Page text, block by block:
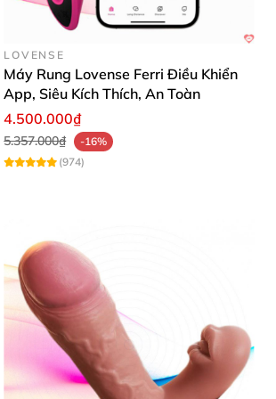
trứng rung Hồng Kông
LOVENSE
Máy Rung Lovense Ferri Điều Khiển
App, Siêu Kích Thích, An Toàn
4.500.000₫
5.357.000₫
-16%
(974)